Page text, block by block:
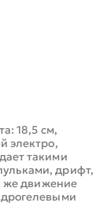
18,5 см,
электро,
такими
дрифт,
же движение